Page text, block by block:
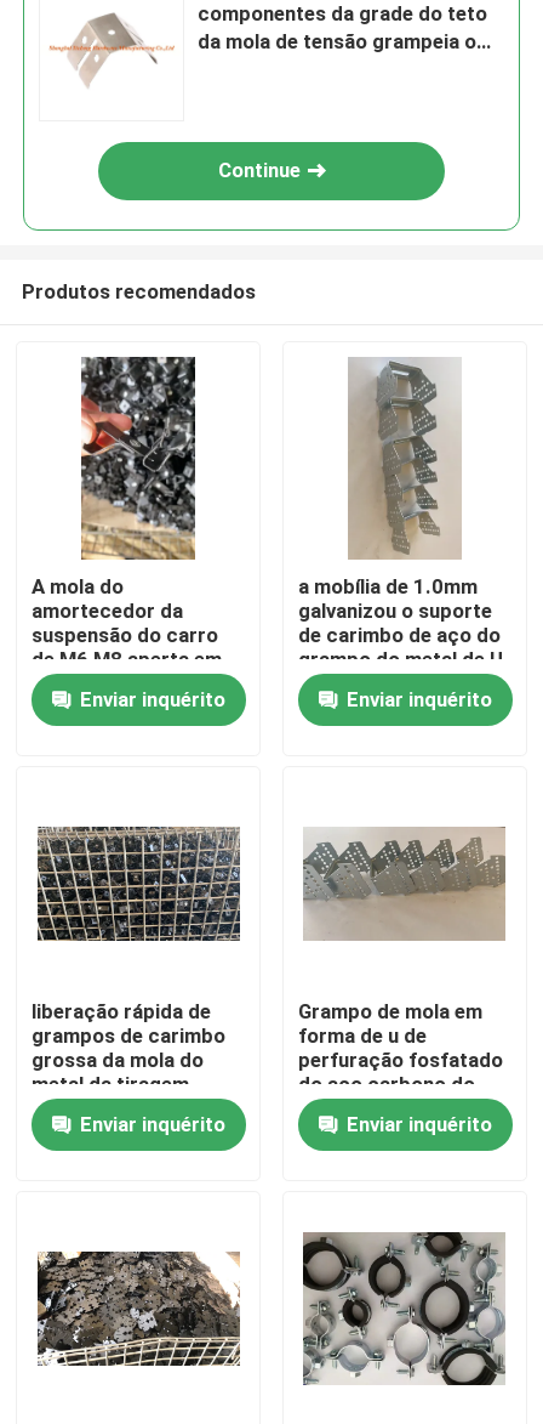
Casa
Sobre nós
Controle da qualidade
Contacte-nos
Painel de acesso de alumínio
Painel de acesso de aço
componentes da grade do teto
da mola de tensão grampeia o
Continue
Produtos recomendados
A mola do
amortecedor da
suspensão do carro
de M6 M8 aperta em
forma de L
Enviar inquérito
a mobília de 1.0mm
galvanizou o suporte
de carimbo de aço do
grampo do metal de U
Enviar inquérito
liberação rápida de
grampos de carimbo
grossa da mola do
metal da tiragem
profunda de 10mm
Enviar inquérito
Grampo de mola em
forma de u de
perfuração fosfatado
do aço carbono do
metal do CS
Enviar inquérito